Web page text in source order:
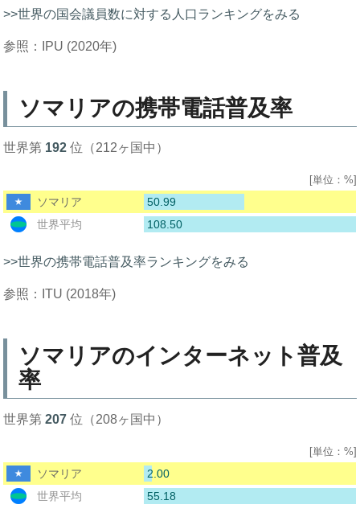
>>世界の国会議員数に対する人口ランキングをみる
参照：IPU (2020年)
ソマリアの携帯電話普及率
世界第 192 位（212ヶ国中）
[単位：%]
ソマリア
50.99
世界平均
108.50
>>世界の携帯電話普及率ランキングをみる
参照：ITU (2018年)
ソマリアのインターネット普及
率
世界第207 位（208ヶ国中）
[単位：%]
ソマリア
2.00
世界平均
55.18